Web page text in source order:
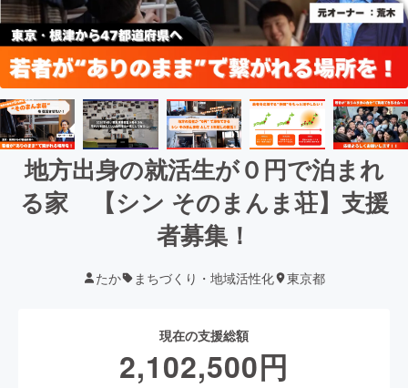
地方出身の就活生が０円で泊まれ
る家 【シン そのまんま荘】支援
者募集！
たか まちづくり・地域活性化 東京都
現在の支援総額
2,102,500円